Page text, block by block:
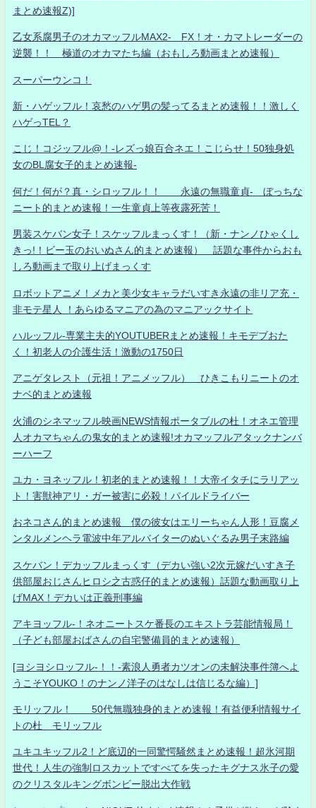
まとめ速報Z)]
乙女系腐男子のオカマッフルMAX2- FX！オ・カマトレーダーの
逆襲！！ 極道のオカマたち編（おもしろ動画まとめ速報）
スーパーウンコ！
新・ハゲッフル！哀愁のハゲ男の髪ってるまとめ速報！！激しく
ハゲっTEL？
こじ！コジッフル@！-レズっ娘百合ネエ！こじらせ！50独身処
女のBL腐女子的まとめ速報-
何だ！何が？真・シロッフル！！ 永遠の無職童貞- ぼっちな
ニート的まとめ速報！一生童貞上等夜露死苦！
男装スケバン女子！スケッフルまっくす！（新・ナンノひゃくし
きっ!！ビー玉のおいぬさん的まとめ速報） 話題な事件からおも
しろ動画まで取り上げまっくす
ロボットアニメ！メカと美少女キャラだいすき永遠の非リア充・
非モテ星人 ！あらゆるマニアの為のマニアックサイト
ハルッフル-専業主夫的YOUTUBERまとめ速報！キモデブおた
く！初老人の介護生活！激動の1750日
アニゲタレスト（元祖！アニメッフル） ひきこもりニートのオ
ナベ的まとめ速報
火浦のシネマッフル映画NEWS情報ポータブルの杜！オネエ管理
人オカマちゃんの鬼女的まとめ速報!オカマッフルアタックナンバ
ーハーフ
ユカ・ヨネッフル！初老的まとめ速報！！大帝イタチにラリアッ
ト！害獣神アリ・ガー被害に必殺！パイルドライバー
おネコさん的まとめ速報 僕の彼女はエリーちゃん人形！豆腐メ
ンタルメンヘラ電波中年アルバイターのぬいぐるみ男子末路編
スケバン！デカッフルまっくす（デカい強い2次元嫁だいすき子
供部屋おじさんヒロシ之古惑仔的まとめ速報）話題な動画取り上
げMAX！デカいは正義刑事編
アキヨッフル-！ネオニートスケ番長のエキストラ芸能情報局！
（子ども部屋おばさんの自宅警備員的まとめ速報）
[ヨシヨシロッフル-！！-素浪人勇者カツオンの未解決事件簿へよ
うこそYOUKO！のナンノ洋子のはなしは信じるな編）]
モリッフル！ 50代無職独身的まとめ速報！有益便利情報サイ
トの杜 モリッフル
ユキユキッフル2！ど底辺的一同驚愕騒然まとめ速報！超氷河期
世代！人生の強制ロスカットですべてを失ったキグナス氷子の愛
のクリスタルキングボンビー脱出大作戦